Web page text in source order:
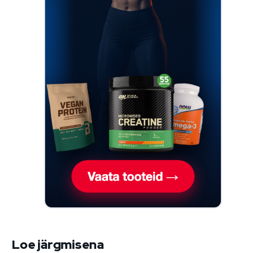
Loe järgmisena